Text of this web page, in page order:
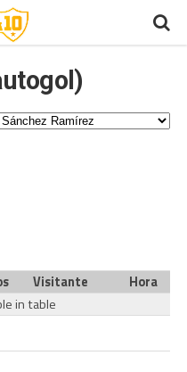
Visitante
Hora
in table